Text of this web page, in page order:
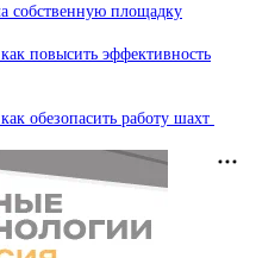
собственную площадку
повысить эффективность
обезопасить работу шахт